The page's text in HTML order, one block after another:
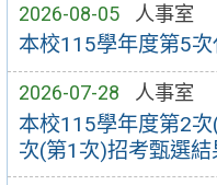
2026-08-05 人事室
本校115學年度第5
2026-07-28 人事室
本校115學年度第2
次(第1次)招考甄選結